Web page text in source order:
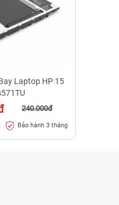
Laptop HP 15
240.000đ
Bảo hành 3 tháng